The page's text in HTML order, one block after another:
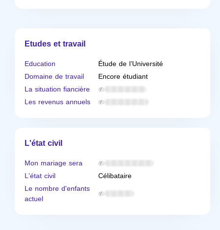
Etudes et travail
Education
Étude de l’Université
Domaine de travail
Encore étudiant
La situation fiancière
Les revenus annuels
L'état civil
Mon mariage sera
L'état civil
Célibataire
Le nombre d'enfants
actuel